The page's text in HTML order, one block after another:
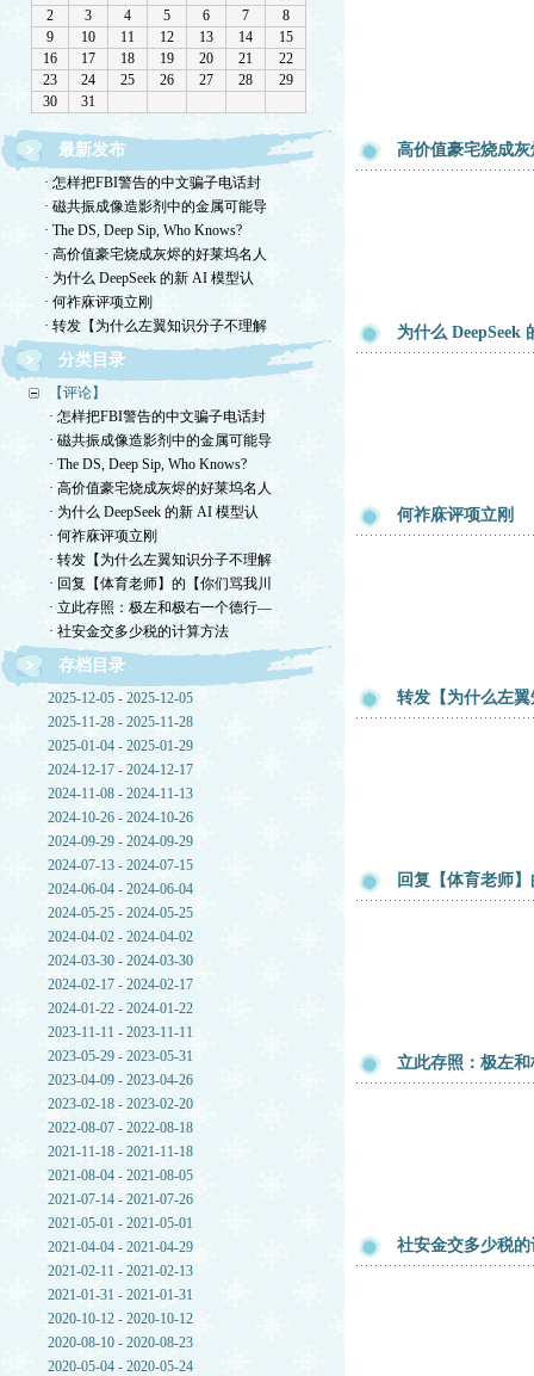
最新发布
· 怎样把FBI警告的中文骗子电话封
· 磁共振成像造影剂中的金属可能导
· The DS, Deep Sip, Who Knows?
· 高价值豪宅烧成灰烬的好莱坞名人
· 为什么 DeepSeek 的新 AI 模型认
· 何祚庥评项立刚
· 转发【为什么左翼知识分子不理解
分类目录
【评论】
· 怎样把FBI警告的中文骗子电话封
· 磁共振成像造影剂中的金属可能导
· The DS, Deep Sip, Who Knows?
· 高价值豪宅烧成灰烬的好莱坞名人
· 为什么 DeepSeek 的新 AI 模型认
· 何祚庥评项立刚
· 转发【为什么左翼知识分子不理解
· 回复【体育老师】的【你们骂我川
· 立此存照：极左和极右一个德行—
· 社安金交多少税的计算方法
存档目录
2025-12-05 - 2025-12-05
2025-11-28 - 2025-11-28
2025-01-04 - 2025-01-29
2024-12-17 - 2024-12-17
2024-11-08 - 2024-11-13
2024-10-26 - 2024-10-26
2024-09-29 - 2024-09-29
2024-07-13 - 2024-07-15
2024-06-04 - 2024-06-04
2024-05-25 - 2024-05-25
2024-04-02 - 2024-04-02
2024-03-30 - 2024-03-30
2024-02-17 - 2024-02-17
2024-01-22 - 2024-01-22
2023-11-11 - 2023-11-11
2023-05-29 - 2023-05-31
2023-04-09 - 2023-04-26
2023-02-18 - 2023-02-20
2022-08-07 - 2022-08-18
2021-11-18 - 2021-11-18
2021-08-04 - 2021-08-05
2021-07-14 - 2021-07-26
2021-05-01 - 2021-05-01
2021-04-04 - 2021-04-29
2021-02-11 - 2021-02-13
2021-01-31 - 2021-01-31
2020-10-12 - 2020-10-12
2020-08-10 - 2020-08-23
2020-05-04 - 2020-05-24
高价值豪宅烧成
为什么
何祚庥评项立刚
转发【为什么左
回复【体育老师
立此存照：极左
社安金交多少税